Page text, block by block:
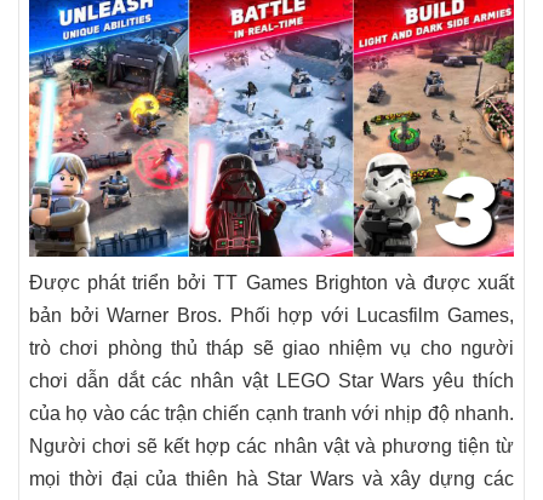
Được phát triển bởi TT Games Brighton và được xuất
bản bởi Warner Bros. Phối hợp với Lucasfilm Games,
trò chơi phòng thủ tháp sẽ giao nhiệm vụ cho người
chơi dẫn dắt các nhân vật LEGO Star Wars yêu thích
của họ vào các trận chiến cạnh tranh với nhịp độ nhanh.
Người chơi sẽ kết hợp các nhân vật và phương tiện từ
mọi thời đại của thiên hà Star Wars và xây dựng các